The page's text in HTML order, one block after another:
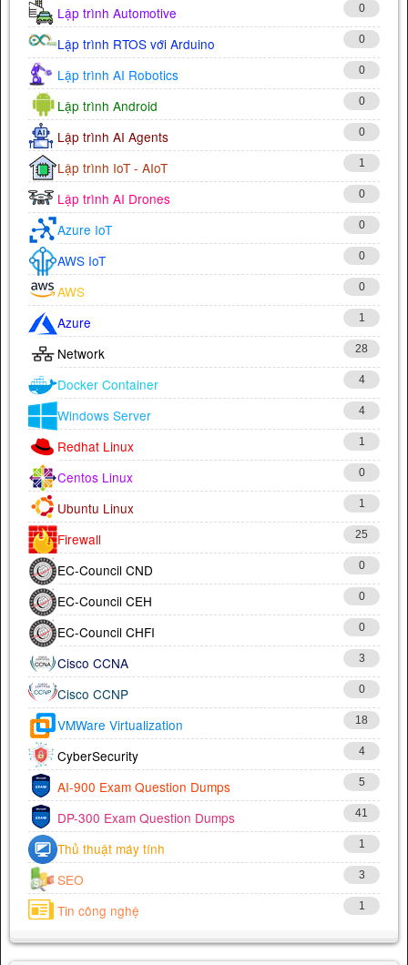
Lập trình Automotive 0
Lập trình RTOS với Arduino 0
Lập trình AI Robotics 0
Lập trình Android 0
Lập trình AI Agents 0
Lập trình IoT - AIoT 1
Lập trình AI Drones 0
Azure IoT 0
AWS IoT 0
AWS 0
Azure 1
Network 28
Docker Container 4
Windows Server 4
Redhat Linux 1
Centos Linux 0
Ubuntu Linux 1
Firewall 25
EC-Council CND 0
EC-Council CEH 0
EC-Council CHFI 0
Cisco CCNA 3
Cisco CCNP 0
VMWare Virtualization 18
CyberSecurity 4
AI-900 Exam Question Dumps 5
DP-300 Exam Question Dumps 41
Thủ thuật máy tính 1
SEO 3
Tin công nghệ 1